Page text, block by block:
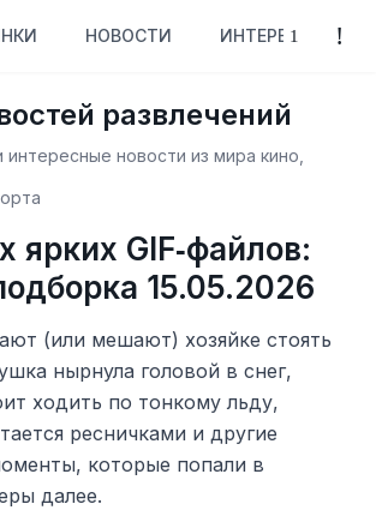
НОВОСТИ ИНТЕРЕСНОЕ
развлечений
новости из мира кино,
ярких GIF‑файлов:
15.05.2026
(или мешают) хозяйке стоять
нырнула головой в снег,
ходить по тонкому льду,
ресничками и другие
которые попали в
далее.